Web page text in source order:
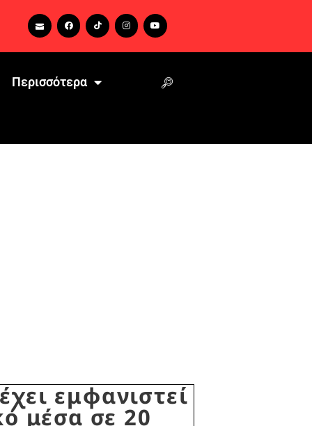
Περισσότερα
εμφανιστεί
μέσα σε 20